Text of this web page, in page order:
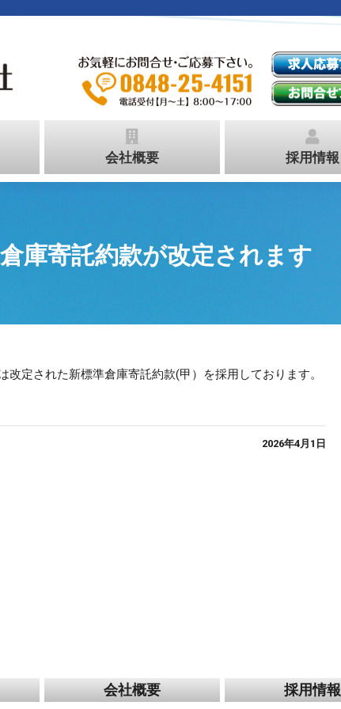
会社概要 採用情報
庫寄託約款が改定されます
定された新標準倉庫寄託約款(甲）を採用しております。
2026年4月1日
会社概要 採用情報